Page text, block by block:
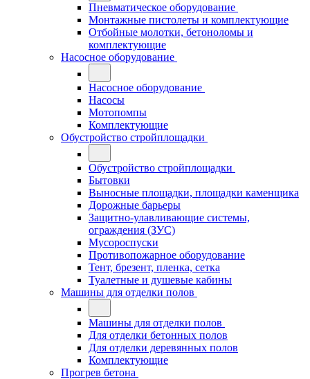
Пневматическое оборудование
Монтажные пистолеты и комплектующие
Отбойные молотки, бетоноломы и
комплектующие
Насосное оборудование
Насосное оборудование
Насосы
Мотопомпы
Комплектующие
Обустройство стройплощадки
Обустройство стройплощадки
Бытовки
Выносные площадки, площадки каменщика
Дорожные барьеры
Защитно-улавливающие системы,
ограждения (ЗУС)
Мусороспуски
Противопожарное оборудование
Тент, брезент, пленка, сетка
Туалетные и душевые кабины
Машины для отделки полов
Машины для отделки полов
Для отделки бетонных полов
Для отделки деревянных полов
Комплектующие
Прогрев бетона